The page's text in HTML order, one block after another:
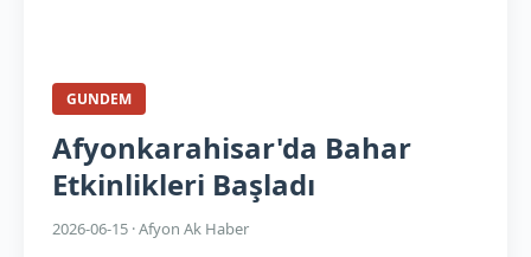
GUNDEM
Afyonkarahisar'da Bahar
Etkinlikleri Başladı
2026-06-15 · Afyon Ak Haber